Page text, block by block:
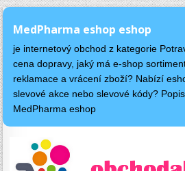
MedPharma eshop eshop
je internetový obchod z kategorie
cena dopravy, jaký má e-shop
reklamace a vrácení zboží? Nabízí
slevové akce nebo slevové kódy?
MedPharma eshop